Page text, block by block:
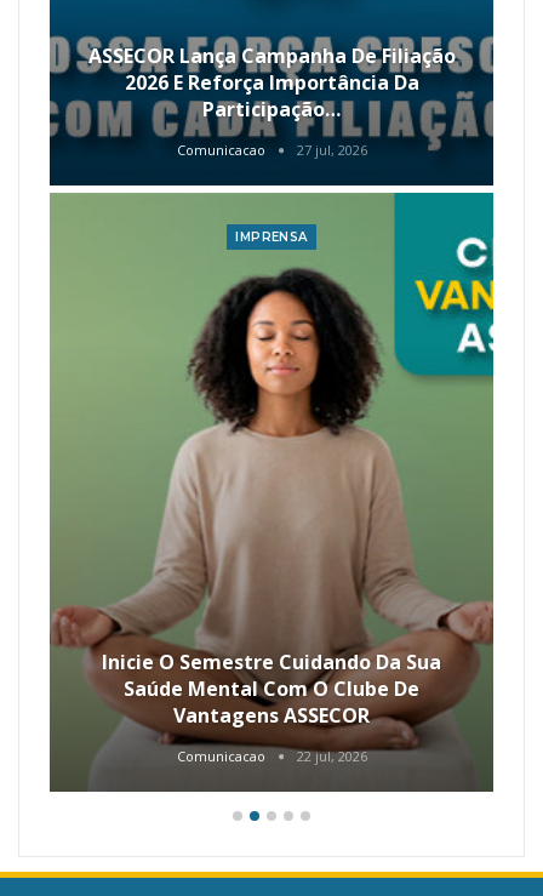
ASSECOR Lança Campanha De Filiação
2026 E Reforça Importância Da
Participação…
Comunicacao 27 jul, 2026
IMPRENSA
Inicie O Semestre Cuidando Da Sua
Saúde Mental Com O Clube De
Vantagens ASSECOR
Comunicacao 22 jul, 2026